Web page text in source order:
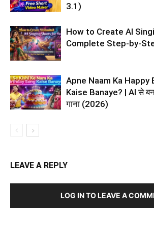
3.1)
How to Create AI
Complete Step-by-
Apne Naam Ka Happy
Kaise Banaye? | AI से
गाना (2026)
LEAVE A REPLY
LOG IN TO LEAVE A